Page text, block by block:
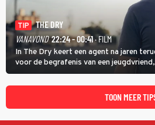
TIP
THE DRY
VANAVOND 22:24 - 00:41· FILM
In The Dry keert een agent na jaren
voor de begrafenis van een
onderzoeken van diens dood een
met een oude zaak.
TOON MEER